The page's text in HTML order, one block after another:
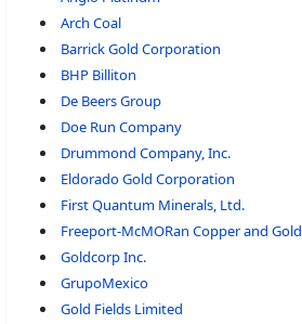
Arch Coal
Barrick Gold Corporation
BHP Billiton
De Beers Group
Doe Run Company
Drummond Company, Inc.
Eldorado Gold Corporation
First Quantum Minerals, Ltd.
Freeport-McMORan Copper and Gold
Goldcorp Inc.
GrupoMexico
Gold Fields Limited